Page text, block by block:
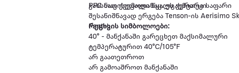
გახსნათ ქვემოდანაც. ეს ქურთუკი
შესანიშნავად ერგება Tenson-ის Aerisimo
Pant-ს.
PFC თავისუფალი წყალგაუმტარი საფარი
რეცხვის სიმბოლოები:
40° - მანქანაში გარეცხეთ მაქსიმალური
ტემპერატურით 40°C/105°F
არ გაათეთროთ
არ გამოაშროთ მანქანაში